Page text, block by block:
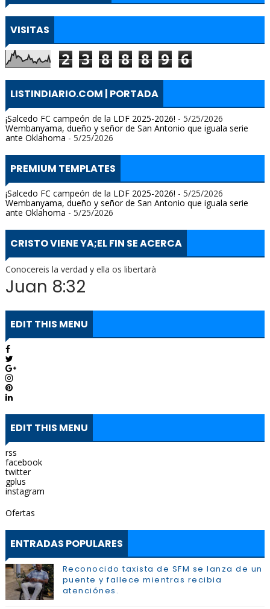
VISITAS
2 3 8 8 8 9 6
LISTINDIARIO.COM | PORTADA
¡Salcedo FC campeón de la LDF 2025-2026! - 5/25/2026
Wembanyama, dueño y señor de San Antonio que iguala serie
ante Oklahoma - 5/25/2026
PREMIUM TEMPLATES
¡Salcedo FC campeón de la LDF 2025-2026! - 5/25/2026
Wembanyama, dueño y señor de San Antonio que iguala serie
ante Oklahoma - 5/25/2026
CRISTO VIENE YA;EL FIN SE ACERCA
Conocereis la verdad y ella os libertarà
Juan 8:32
EDIT THIS MENU
EDIT THIS MENU
rss
facebook
twitter
gplus
instagram
Ofertas
ENTRADAS POPULARES
Reconocido taxista de SFM se lanza de un
puente y fallece mientras recibia
atenciónes.